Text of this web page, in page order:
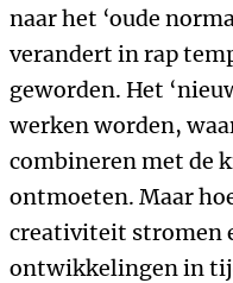
naar het ‘oude
verandert in rap
geworden. Het
werken worden,
combineren met de
ontmoeten. Maar
creativiteit stromen
ontwikkelingen in